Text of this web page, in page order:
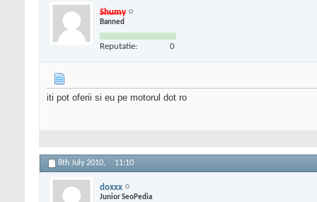
Shumy
Banned
Reputatie: 0
iti pot oferii si eu pe motorul dot ro
8th July 2010, 11:10
doxxx
Junior SeoPedia